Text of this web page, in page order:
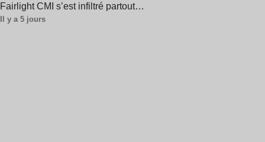
Fairlight CMI s’est infiltré partout…
Il y a 5 jours